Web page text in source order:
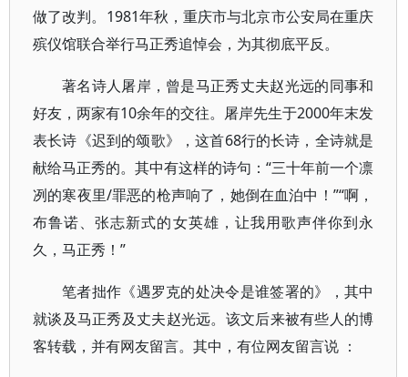
做了改判。1981年秋，重庆市与北京市公安局在重庆
殡仪馆联合举行马正秀追悼会，为其彻底平反。
著名诗人屠岸，曾是马正秀丈夫赵光远的同事和
好友，两家有10余年的交往。屠岸先生于2000年末发
表长诗《迟到的颂歌》，这首68行的长诗，全诗就是
献给马正秀的。其中有这样的诗句：“三十年前一个凛
冽的寒夜里/罪恶的枪声响了，她倒在血泊中！”“啊，
布鲁诺、张志新式的女英雄，让我用歌声伴你到永
久，马正秀！”
笔者拙作《遇罗克的处决令是谁签署的》，其中
就谈及马正秀及丈夫赵光远。该文后来被有些人的博
客转载，并有网友留言。其中，有位网友留言说 ：